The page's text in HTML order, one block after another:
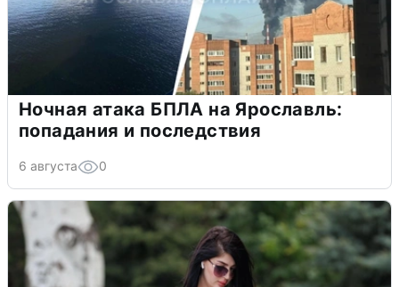
Ночная атака БПЛА на Ярославль:
попадания и последствия
6 августа 0